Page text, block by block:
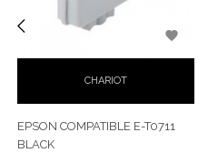
CHARIOT

EPSON COMPATIBLE E-T0711
BLACK
‹